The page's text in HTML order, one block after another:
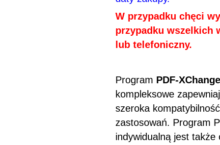
W przypadku chęci
przypadku wszelkich
lub telefoniczny.
Program PDF-
kompleksowe
szeroka
zastosowań. Program
indywidualną jest